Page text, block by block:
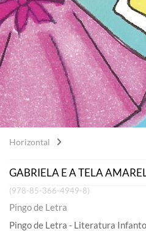
Horizontal
GABRIELA E A TELA
(978-85-366-4949-8)
Pingo de Letra
Pingo de Letra - Literatura